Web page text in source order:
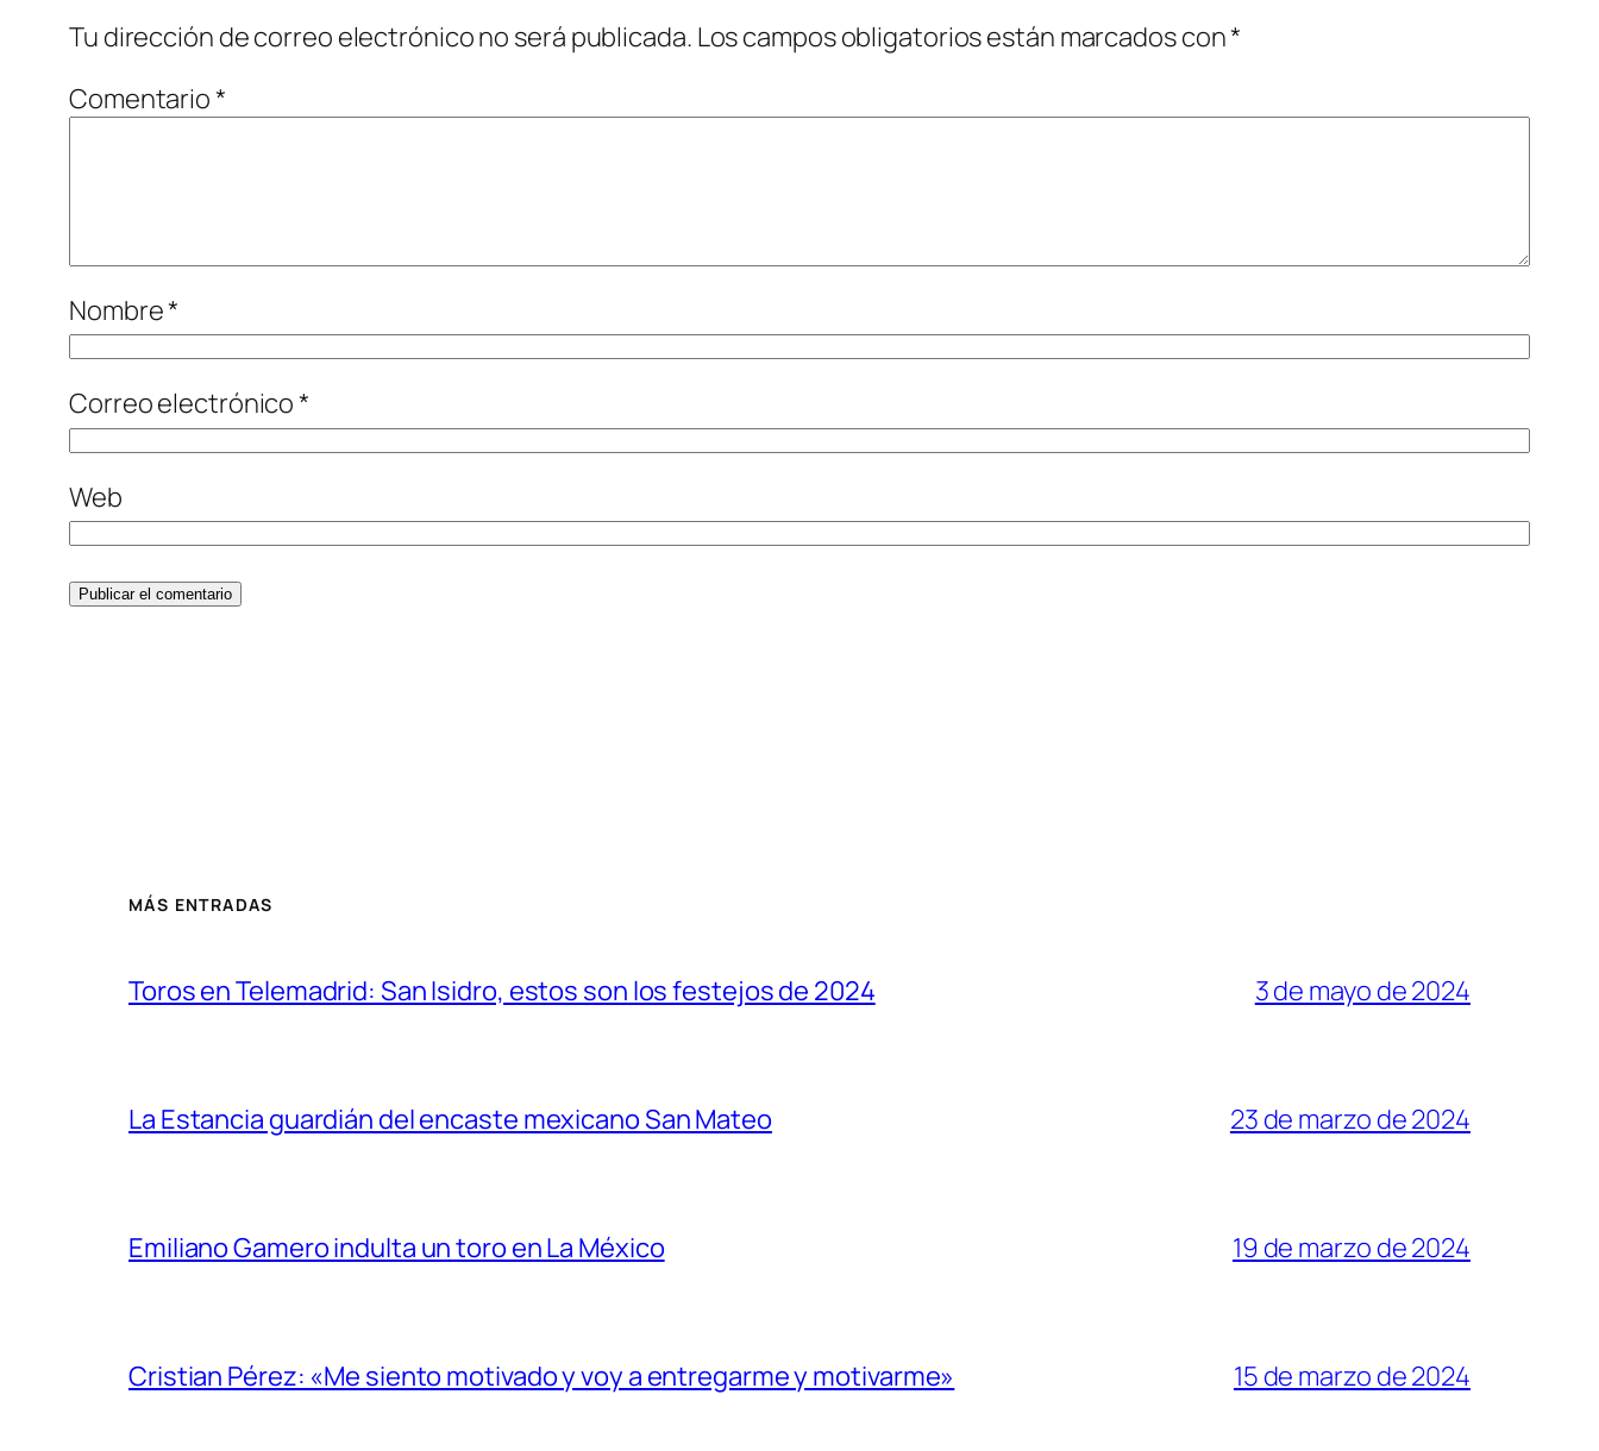
Tu dirección de correo electrónico no será publicada. Los campos obligatorios están marcados con*
Comentario*
Nombre*
Correo electrónico*
Web
MÁS ENTRADAS
Toros en Telemadrid: San Isidro, estos son los festejos de 2024 3 de mayo de 2024
La Estancia guardián del encaste mexicano San Mateo 23 de marzo de 2024
Emiliano Gamero indulta un toro en La México 19 de marzo de 2024
Cristian Pérez: «Me siento motivado y voy a entregarme y motivarme» 15 de marzo de 2024